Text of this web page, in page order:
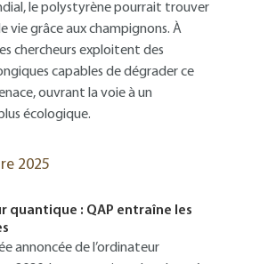
le polystyrène pourrait trouver
vie grâce aux champignons. À
chercheurs exploitent des
capables de dégrader ce
ouvrant la voie à un
écologique.
2025
quantique : QAP entraîne les
annoncée de l’ordinateur